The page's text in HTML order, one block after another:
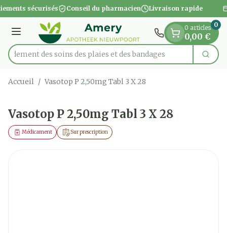
Aller au contenu
1 de 1
sécurisés Conseil du pharmacien Livraison rapide
Menu
Rechercherdes soins des plaies et des bandages
0 articles
0,00 €
0
Accueil / Vasotop P 2,50mg Tabl 3 X 28
Vasotop P 2,50mg Tabl 3 X 28
Sur prescription
Médicament